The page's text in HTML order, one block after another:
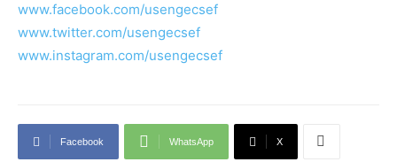
www.facebook.com/usengecsef
www.twitter.com/usengecsef
www.instagram.com/usengecsef
Facebook WhatsApp X